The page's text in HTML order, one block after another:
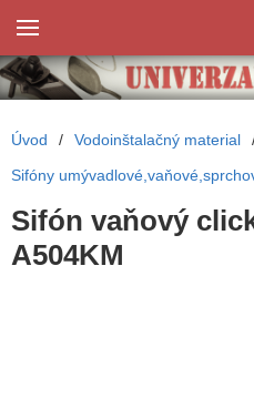
Úvod / Vodoinštalačný material
Sifóny
Sifón vaňový
A504KM